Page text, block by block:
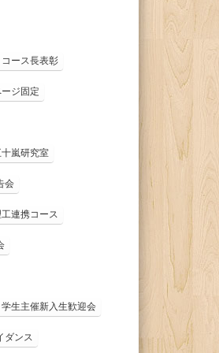
コース長表彰
ージ固定
十嵐研究室
会
連携コース
学生主催新入生歓迎会
ダンス